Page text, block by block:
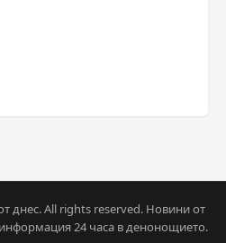
днес. All rights reserved. Новини от
24 часа в денонощието.